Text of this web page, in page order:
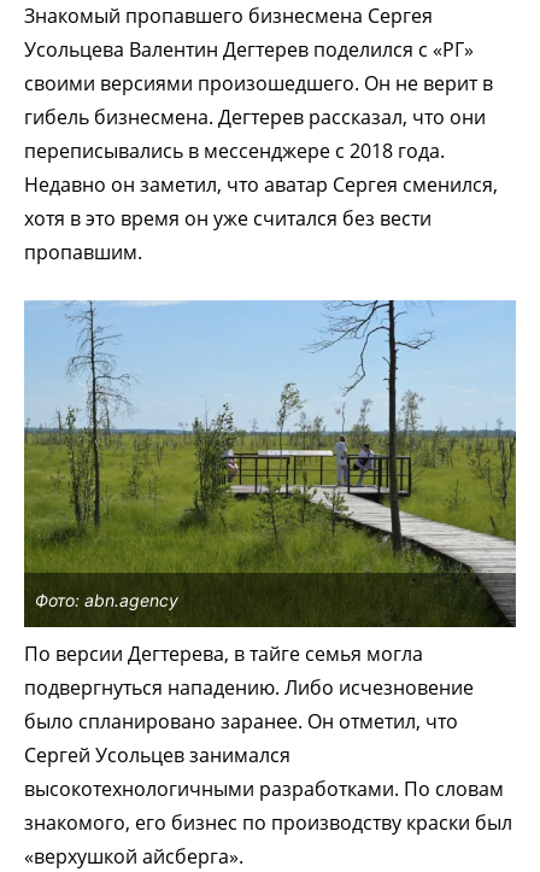
Знакомый пропавшего бизнесмена Сергея
Усольцева Валентин Дегтерев поделился с «РГ»
своими версиями произошедшего. Он не верит в
гибель бизнесмена. Дегтерев рассказал, что они
переписывались в мессенджере с 2018 года.
Недавно он заметил, что аватар Сергея сменился,
хотя в это время он уже считался без вести
пропавшим.
Фото: abn.agency
По версии Дегтерева, в тайге семья могла
подвергнуться нападению. Либо исчезновение
было спланировано заранее. Он отметил, что
Сергей Усольцев занимался
высокотехнологичными разработками. По словам
знакомого, его бизнес по производству краски был
«верхушкой айсберга».